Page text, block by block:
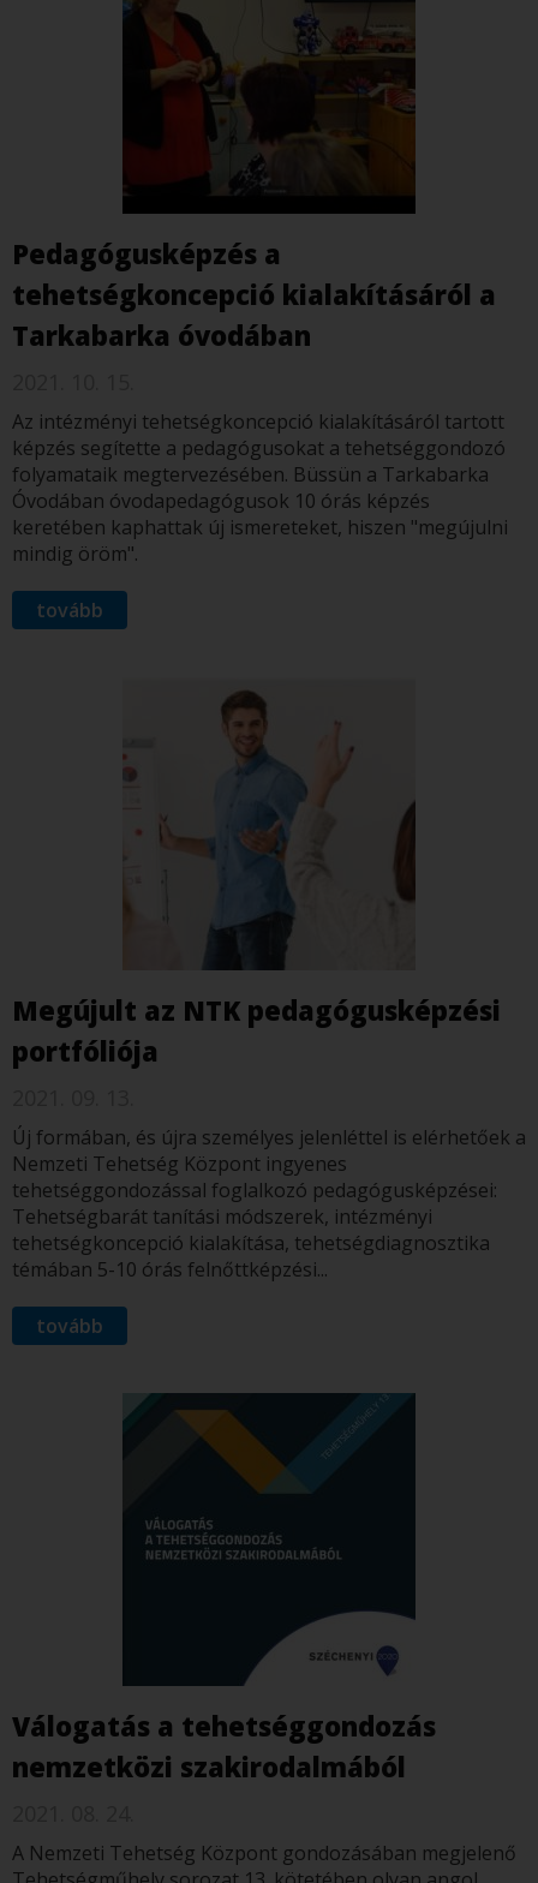
Pedagógusképzés a
tehetségkoncepció kialakításáról a
Tarkabarka óvodában
Az intézményi tehetségkoncepció kialakításáról tartott
képzés segítette a pedagógusokat a tehetséggondozó
folyamataik megtervezésében. Büssün a Tarkabarka
Óvodában óvodapedagógusok 10 órás képzés
keretében kaphattak új ismereteket, hiszen "megújulni
mindig öröm".
tovább
Megújult az NTK pedagógusképzési
portfóliója
Új formában, és újra személyes jelenléttel is elérhetőek a
Nemzeti Tehetség Központ ingyenes
tehetséggondozással foglalkozó pedagógusképzései:
Tehetségbarát tanítási módszerek, intézményi
tehetségkoncepció kialakítása, tehetségdiagnosztika
témában 5-10 órás felnőttképzési...
tovább
Válogatás a tehetséggondozás
nemzetközi szakirodalmából
A Nemzeti Tehetség Központ gondozásában megjelenő